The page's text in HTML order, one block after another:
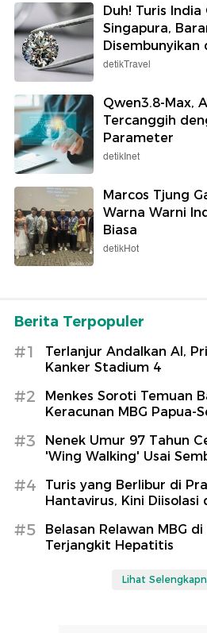
Duh! Turis
Singapura,
Disembunyikan
detikTravel
Qwen3.8-Max,
Tercanggih
Parameter
detikInet
Marcos Tjung
Warna Warni
Biasa
detikHot
Berita Terpopuler
#1
Terlanjur Andalkan AI,
Kanker Stadium 4
#2
Menkes Soroti Temuan
Keracunan MBG Papua-
#3
Nenek Umur 97 Tahun
'Wing Walking' Usai
#4
Turis yang Berlibur di
Hantavirus, Kini Diisolasi
#5
Belasan Relawan MBG
Terjangkit Hepatitis
Lihat